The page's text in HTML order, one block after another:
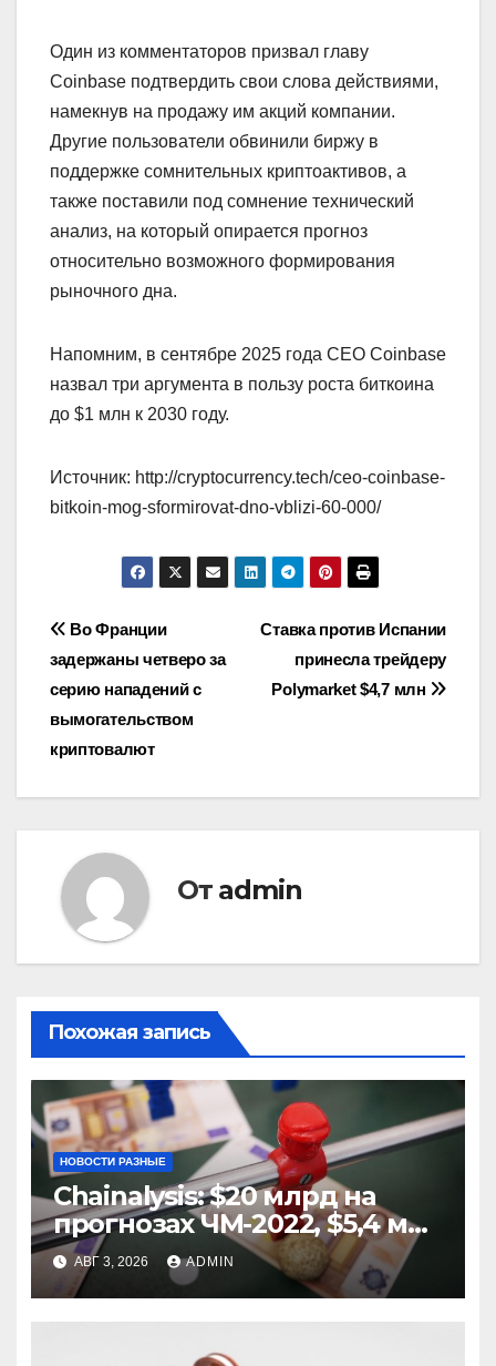
Один из комментаторов призвал главу
Coinbase подтвердить свои слова действиями,
намекнув на продажу им акций компании.
Другие пользователи обвинили биржу в
поддержке сомнительных криптоактивов, а
также поставили под сомнение технический
анализ, на который опирается прогноз
относительно возможного формирования
рыночного дна.
Напомним, в сентябре 2025 года CEO Coinbase
назвал три аргумента в пользу роста биткоина
до $1 млн к 2030 году.
Источник: http://cryptocurrency.tech/ceo-coinbase-
bitkoin-mog-sformirovat-dno-vblizi-60-000/
Навигация
по
записям
Ставка против Испании
принесла трейдеру
Polymarket $4,7 млн
Во Франции
задержаны четверо за
серию нападений с
вымогательством
криптовалют
От admin
Похожая запись
НОВОСТИ РАЗНЫЕ
Chainalysis: $20 млрд на
прогнозах ЧМ-2022, $5,4 млн
из них незаконные
АВГ 3, 2026 ADMIN